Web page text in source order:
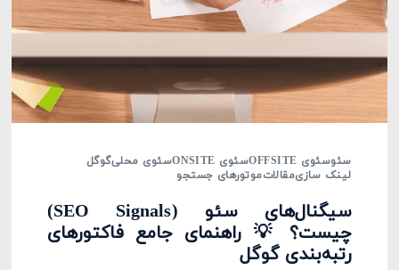
سئوسئوی OFFSITE سئوی ONSITE سئوی محلیگوگل
لینک سازیمقالاتموتورهای جستجو
سیگنال‌های سئو (SEO Signals)
چیست؟ 💡 راهنمای جامع فاکتورهای
رتبه‌بندی گوگل